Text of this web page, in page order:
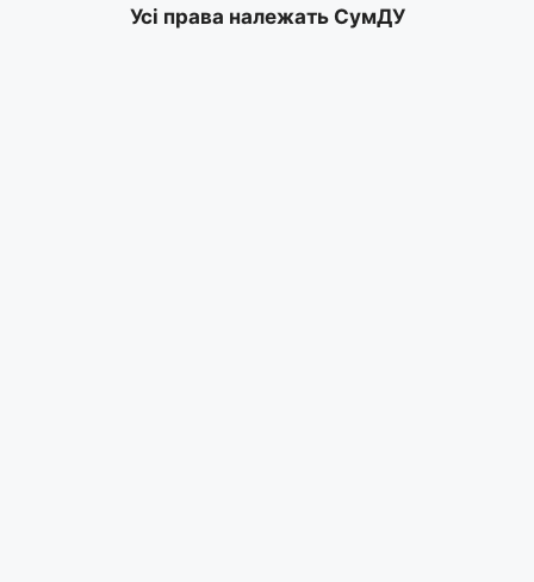
Усі права належать СумДУ